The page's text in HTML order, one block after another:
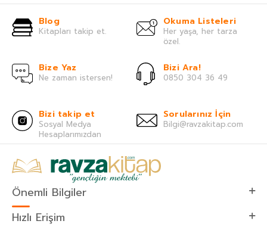
Blog
Kitapları takip et.
Okuma Listeleri
Her yaşa, her tarza
özel.
Bize Yaz
Ne zaman istersen!
Bizi Ara!
0850 304 36 49
Bizi takip et
Sosyal Medya
Hesaplarımızdan
Sorularınız İçin
Bilgi@ravzakitap.com
Önemli Bilgiler
Hızlı Erişim